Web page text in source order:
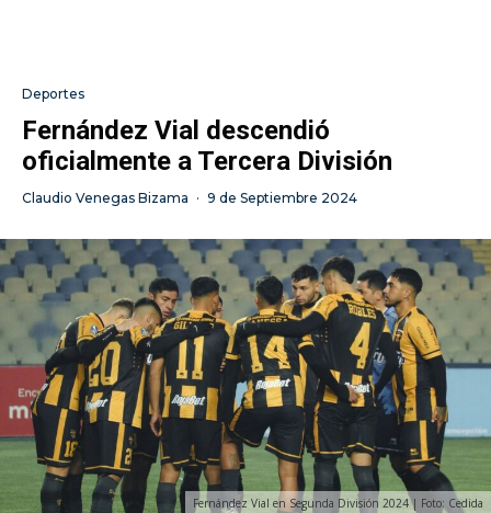
Deportes
Fernández Vial descendió
oficialmente a Tercera División
Claudio Venegas Bizama · 9 de Septiembre 2024
Fernández Vial en Segunda División 2024 | Foto: Cedida